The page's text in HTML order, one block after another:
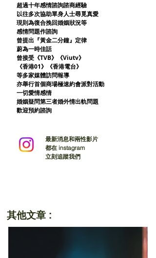
超過十年感情諮詢諮商經驗
以往多次協助單身人士尋覓真愛
現則為復合挽回婚姻狀況等
感情問題作諮詢
曾提出『黃金二分鐘』定律
蔚為一時佳話
曾接受《TVB》《Viutv》
《香港01》
《香港電台》
等多家媒體訪問報導
亦舉行首個商場極速約會派對活動
一切愛情感情
婚姻疑問第三者婚外情出軌問題
歡迎預約諮詢
最新消息和兩性影片
都在 instagram
立刻追蹤我們
其他文章 :